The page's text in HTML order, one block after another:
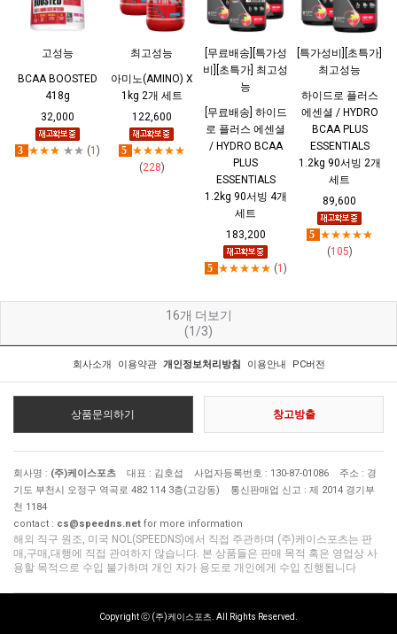
고성능
BCAA BOOSTED
418g
32,000
3 ★★★ ★★ (1 )
최고성능
아미노(AMINO) X
1kg 2개 세트
122,600
5 ★★★★★
(228)
[무료배송][특가성
비][초특가] 최고성
능
[무료배송] 하이드
로 플러스 에센셜
/ HYDRO BCAA
PLUS
ESSENTIALS
1.2kg 90서빙 4개
세트
183,200
5 ★★★★★ (1 )
[특가성비][초특가]
최고성능
하이드로 플러스
에센셜 / HYDRO
BCAA PLUS
ESSENTIALS
1.2kg 90서빙 2개
세트
89,600
5 ★★★★★
(105)
16개 더보기
(1/3)
회사소개 이용약관 개인정보처리방침 이용안내 PC버전
상품문의하기 창고방출
회사명 : (주)케이스포츠 대표 : 김호섭 사업자등록번호 : 130-87-01086 주소 : 경
기도 부천시 오정구 역곡로 482 114 3층(고강동) 통신판매업 신고 : 제 2014 경기부
천 1184
contact : cs@speedns.net for more information
해외 직구 원조, 미국 NOL(SPEEDNS)에서 직접 주관하며 (주)케이스포츠는 판
매,구매,대행에 직접 관여하지 않습니다. 본 상품들은 판매 목적 혹은 영업상 사
용할 목적으로 수입 불가하며 개인 자가 용도로 개인에게 수입 진행됩니다
Copyright ⓒ (주)케이스포츠. All Rights Reserved.